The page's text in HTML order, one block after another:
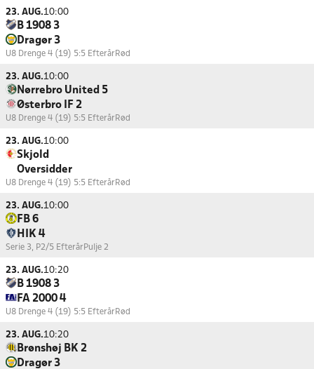
23. AUG.10:00
B 1908 3
Dragør 3
U8 Drenge 4 (19) 5:5 EfterårRød
23. AUG.10:00
Nørrebro United 5
Østerbro IF 2
U8 Drenge 4 (19) 5:5 EfterårRød
23. AUG.10:00
Skjold
Oversidder
U8 Drenge 4 (19) 5:5 EfterårRød
23. AUG.10:00
FB 6
HIK 4
Serie 3, P2/5 EfterårPulje 2
23. AUG.10:20
B 1908 3
FA 2000 4
U8 Drenge 4 (19) 5:5 EfterårRød
23. AUG.10:20
Brønshøj BK 2
Dragør 3